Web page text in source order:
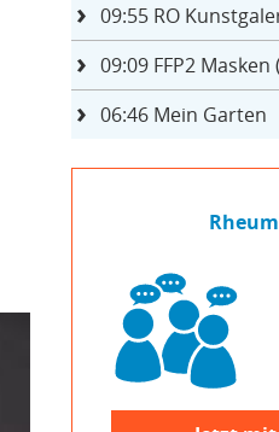
09:55RO
09:09FFP2 Masken
06:46Mein Garten